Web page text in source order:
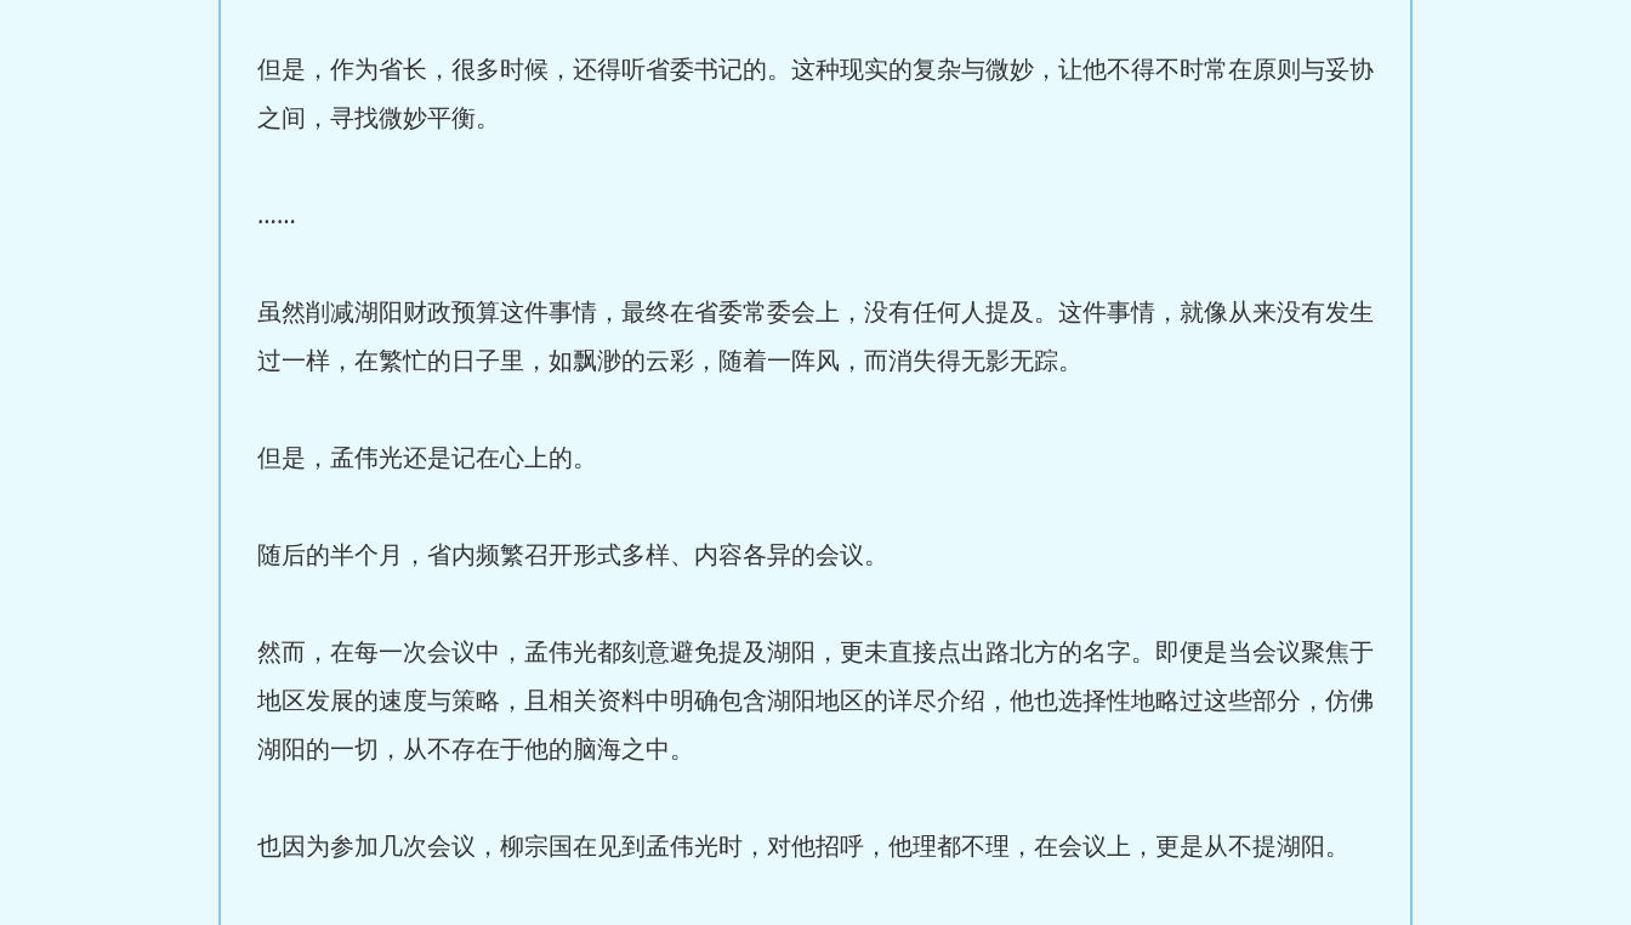
但是，作为省长，很多时候，还得听省委书记的。这种现实的复杂与微妙，让他不得不时常在原则与妥协
之间，寻找微妙平衡。
……
虽然削减湖阳财政预算这件事情，最终在省委常委会上，没有任何人提及。这件事情，就像从来没有发生
过一样，在繁忙的日子里，如飘渺的云彩，随着一阵风，而消失得无影无踪。
但是，孟伟光还是记在心上的。
随后的半个月，省内频繁召开形式多样、内容各异的会议。
然而，在每一次会议中，孟伟光都刻意避免提及湖阳，更未直接点出路北方的名字。即便是当会议聚焦于
地区发展的速度与策略，且相关资料中明确包含湖阳地区的详尽介绍，他也选择性地略过这些部分，仿佛
湖阳的一切，从不存在于他的脑海之中。
也因为参加几次会议，柳宗国在见到孟伟光时，对他招呼，他理都不理，在会议上，更是从不提湖阳。